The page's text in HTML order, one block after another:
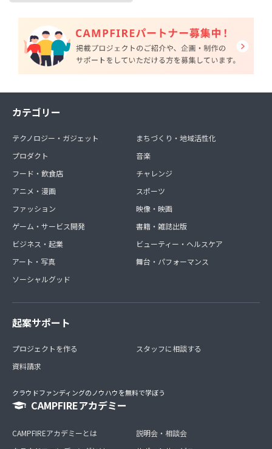
カテゴリー
テクノロジー・ガジェット
プロダクト
フード・飲食店
アニメ・漫画
ファッション
ゲーム・サービス開発
ビジネス・起業
アート・写真
ソーシャルグッド
まちづくり・地域活性化
音楽
チャレンジ
スポーツ
映像・映画
書籍・雑誌出版
ビューティー・ヘルスケア
舞台・パフォーマンス
起案サポート
プロジェクトを作る
資料請求
スタッフに相談する
クラウドファンディングのノウハウを無料で学ぼう
CAMPFIREアカデミー
CAMPFIREアカデミーとは
説明会・相談会